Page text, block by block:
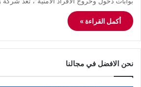
أكمل القراءة »
نحن الافضل في مجالنا